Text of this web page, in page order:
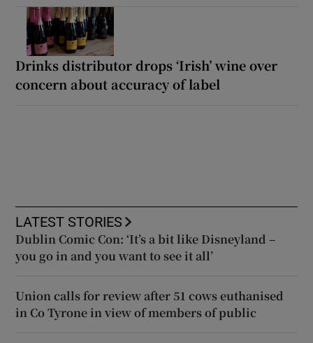
Drinks distributor drops ‘Irish’ wine over
concern about accuracy of label
LATEST STORIES
Dublin Comic Con: ‘It’s a bit like Disneyland –
you go in and you want to see it all’
Union calls for review after 51 cows euthanised
in Co Tyrone in view of members of public